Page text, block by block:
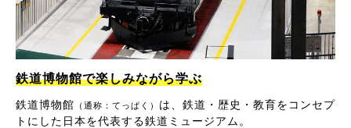
鉄道博物館で楽しみながら学ぶ
鉄道博物館 （通称：てっぱく） は、鉄道・歴史・教育をコンセプ
トにした日本を代表する鉄道ミュージアム。